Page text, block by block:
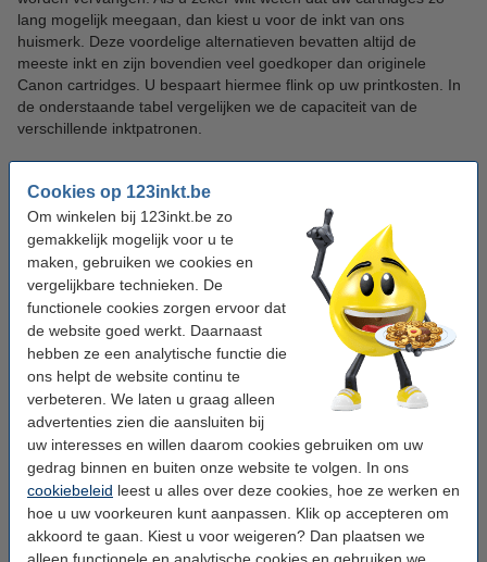
Cookies op 123inkt.be
Om winkelen bij 123inkt.be zo
gemakkelijk mogelijk voor u te
maken, gebruiken we cookies en
vergelijkbare technieken. De
functionele cookies zorgen ervoor dat
de website goed werkt. Daarnaast
hebben ze een analytische functie die
ons helpt de website continu te
verbeteren. We laten u graag alleen
advertenties zien die aansluiten bij
uw interesses en willen daarom cookies gebruiken om uw
gedrag binnen en buiten onze website te volgen. In ons
cookiebeleid leest u alles over deze cookies, hoe ze werken en
hoe u uw voorkeuren kunt aanpassen. Klik op accepteren om
akkoord te gaan. Kiest u voor weigeren? Dan plaatsen we
lang mogelijk meegaan, dan kiest u voor de inkt van ons
huismerk. Deze voordelige alternatieven bevatten altijd de
meeste inkt en zijn bovendien veel goedkoper dan originele
Canon cartridges. U bespaart hiermee flink op uw printkosten. In
de onderstaande tabel vergelijken we de capaciteit van de
verschillende inktpatronen.
Kleur
Canon PG-
545
123inkt
huismerk
545XL
standaard
capaciteit
standaard
capaciteit
hoge
capaciteit
hoge
capaciteit
Inhoud 8 ml 17 ml 15 ml 17 ml
Aantal
pagina's
180
pagina's
453
pagina's
pagina's
453
pagina's
Zowel de standaard als hoge capaciteit 123inkt huismerk
cartridges bevatten 17 ml inkt. Hiermee drukt u ongeveer 453
pagina's af. Vergeleken met de Canon PG-545XL is dat 53
pagina’s meer. Met de 123inkt huismerk cartridges betaalt u altijd
de allerlaagste prijs per afgedrukte pagina.
De kwaliteit van 123inkt huismerk inktpatronen